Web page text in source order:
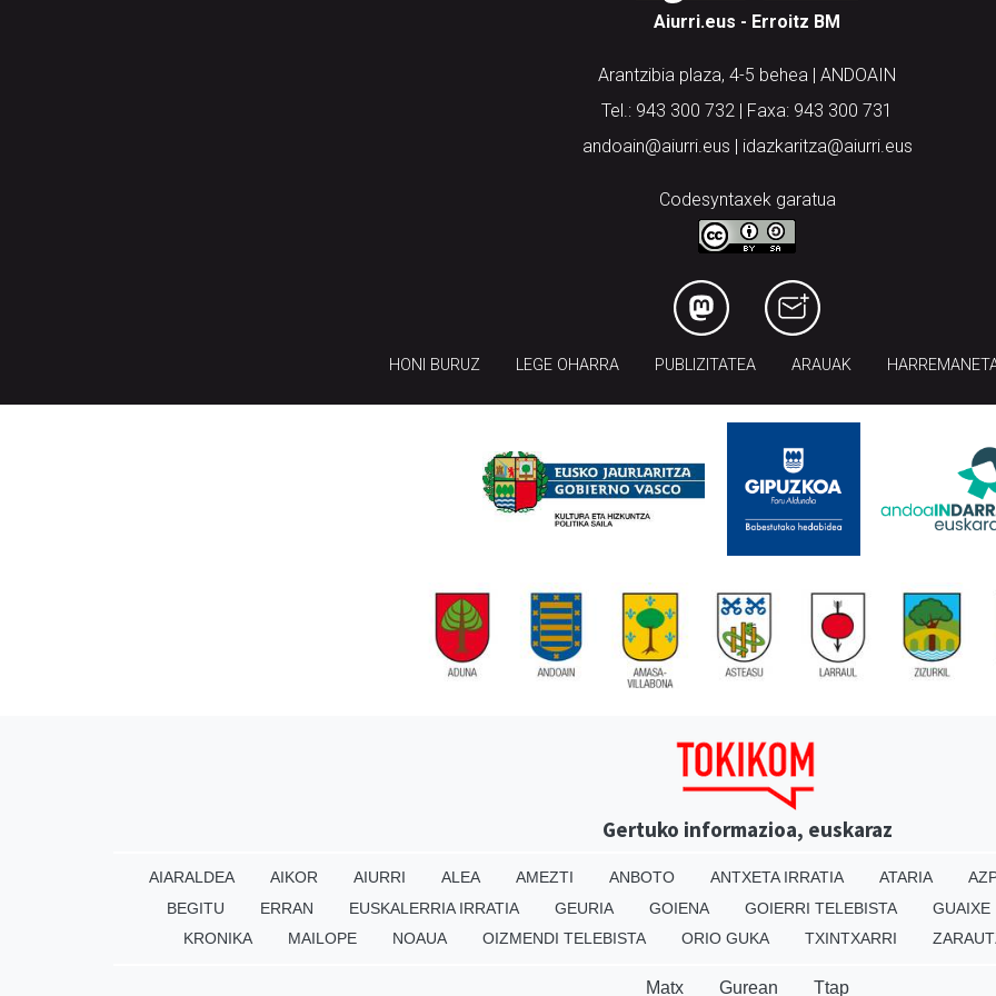
Aiurri.eus - Erroitz BM
Arantzibia plaza, 4-5 behea | ANDOAIN
Tel.: 943 300 732 | Faxa: 943 300 731
andoain@aiurri.eus | idazkaritza@aiurri.eus
Codesyntaxek garatua
HONI BURUZ LEGE OHARRA PUBLIZITATEA ARAUAK
Gertuko informazioa, euskaraz
AIARALDEA AIKOR AIURRI ALEA AMEZTI ANBOTO ANTXETA IRRATIA ATARIA
BEGITU
ERRAN EUSKALERRIA IRRATIA GEURIA GOIENA GOIERRI TELEBISTA GUAIXE
KRONIKA
MAILOPE NOAUA OIZMENDI TELEBISTA ORIO GUKA TXINTXARRI
Matx Gurean Ttap